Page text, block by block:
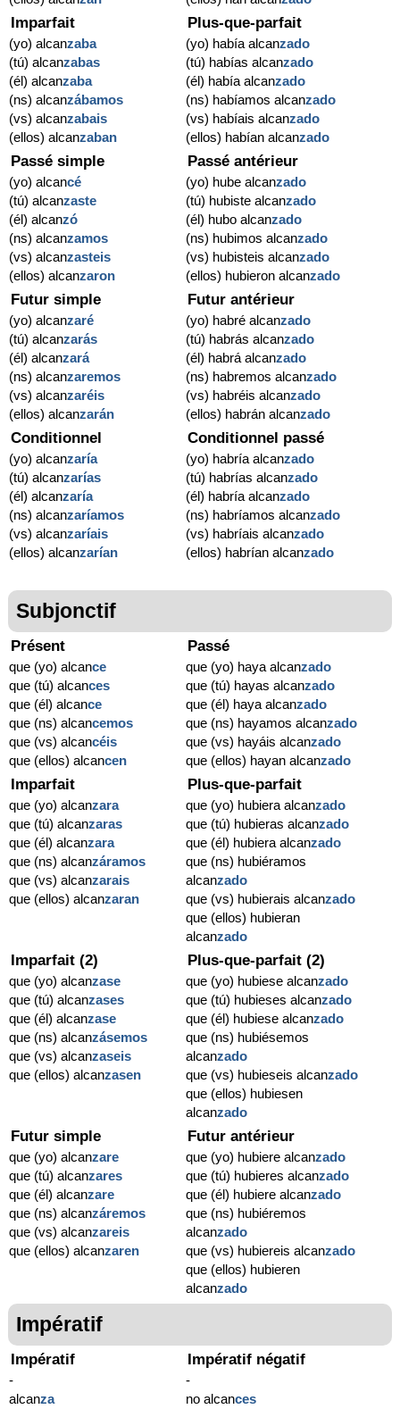
Imparfait
(yo) alcanzaba
(tú) alcanzabas
(él) alcanzaba
(ns) alcanzábamos
(vs) alcanzabais
(ellos) alcanzaban
Plus-que-parfait
(yo) había alcanzado
(tú) habías alcanzado
(él) había alcanzado
(ns) habíamos alcanzado
(vs) habíais alcanzado
(ellos) habían alcanzado
Passé simple
(yo) alcancé
(tú) alcanzaste
(él) alcanzó
(ns) alcanzamos
(vs) alcanzasteis
(ellos) alcanzaron
Passé antérieur
(yo) hube alcanzado
(tú) hubiste alcanzado
(él) hubo alcanzado
(ns) hubimos alcanzado
(vs) hubisteis alcanzado
(ellos) hubieron alcanzado
Futur simple
(yo) alcanzaré
(tú) alcanzarás
(él) alcanzará
(ns) alcanzaremos
(vs) alcanzaréis
(ellos) alcanzarán
Futur antérieur
(yo) habré alcanzado
(tú) habrás alcanzado
(él) habrá alcanzado
(ns) habremos alcanzado
(vs) habréis alcanzado
(ellos) habrán alcanzado
Conditionnel
(yo) alcanzaría
(tú) alcanzarías
(él) alcanzaría
(ns) alcanzaríamos
(vs) alcanzaríais
(ellos) alcanzarían
Conditionnel passé
(yo) habría alcanzado
(tú) habrías alcanzado
(él) habría alcanzado
(ns) habríamos alcanzado
(vs) habríais alcanzado
(ellos) habrían alcanzado
Subjonctif
Présent
que (yo) alcance
que (tú) alcances
que (él) alcance
que (ns) alcancemos
que (vs) alcancéis
que (ellos) alcancen
Passé
que (yo) haya alcanzado
que (tú) hayas alcanzado
que (él) haya alcanzado
que (ns) hayamos alcanzado
que (vs) hayáis alcanzado
que (ellos) hayan alcanzado
Imparfait
que (yo) alcanzara
que (tú) alcanzaras
que (él) alcanzara
que (ns) alcanzáramos
que (vs) alcanzarais
que (ellos) alcanzaran
Plus-que-parfait
que (yo) hubiera alcanzado
que (tú) hubieras alcanzado
que (él) hubiera alcanzado
que (ns) hubiéramos
alcanzado
que (vs) hubierais alcanzado
que (ellos) hubieran
alcanzado
Imparfait (2)
que (yo) alcanzase
que (tú) alcanzases
que (él) alcanzase
que (ns) alcanzásemos
que (vs) alcanzaseis
que (ellos) alcanzasen
Plus-que-parfait (2)
que (yo) hubiese alcanzado
que (tú) hubieses alcanzado
que (él) hubiese alcanzado
que (ns) hubiésemos
alcanzado
que (vs) hubieseis alcanzado
que (ellos) hubiesen
alcanzado
Futur simple
que (yo) alcanzare
que (tú) alcanzares
que (él) alcanzare
que (ns) alcanzáremos
que (vs) alcanzareis
que (ellos) alcanzaren
Futur antérieur
que (yo) hubiere alcanzado
que (tú) hubieres alcanzado
que (él) hubiere alcanzado
que (ns) hubiéremos
alcanzado
que (vs) hubiereis alcanzado
que (ellos) hubieren
alcanzado
Impératif
Impératif
-
alcanza
Impératif négatif
-
no alcances